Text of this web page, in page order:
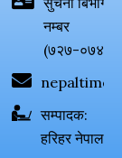
नम्बर
(७२७-०७४-
सम्पादक:
हरिहर नेपाल